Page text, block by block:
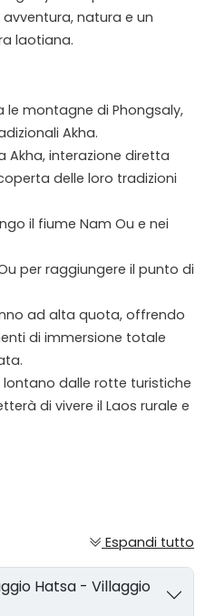
natura e un
laotiana.
le montagne di Phongsaly,
Akha.
Akha, interazione diretta
delle loro tradizioni
il fiume Nam Ou e nei
per raggiungere il punto di
ad alta quota, offrendo
di immersione totale
lontano dalle rotte turistiche
di vivere il Laos rurale e
Espandi tutto